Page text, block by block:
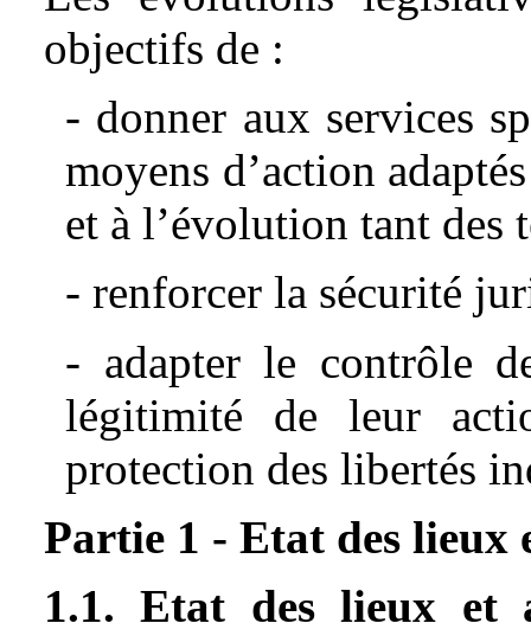
objectifs de :
- donner aux services
moyens d’action
et à l’évolution tant des
- renforcer la sécurité
- adapter le contrôle
légitimité de leur
protection des libertés
Partie 1 - Etat des lieux
1.1. Etat des lieux et